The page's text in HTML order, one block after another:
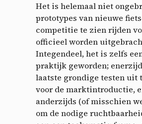
Het is helemaal niet
prototypes van nieuwe
competitie te zien rijden
officieel worden
Integendeel, het is zelfs
praktijk geworden;
laatste grondige testen uit
voor de marktintroductie,
anderzijds (of misschien
om de nodige